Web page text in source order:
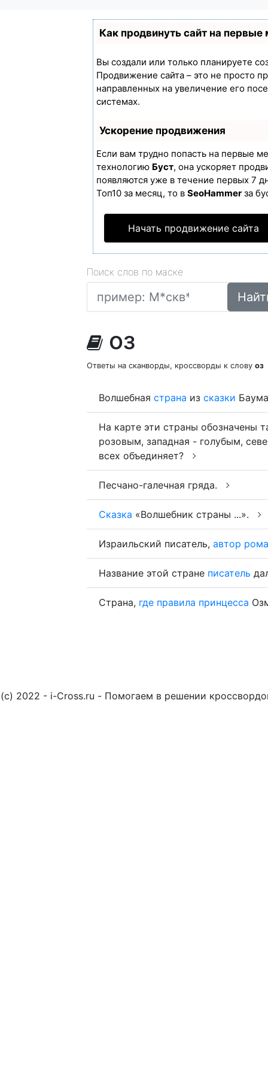
Как продвинуть сайт на первые
Вы создали или только планируете
Продвижение сайта – это не просто
направленных на увеличение его
системах.
Ускорение продвижения
Если вам трудно попасть на первые
технологию Буст, она ускоряет
появляются уже в течение первых 7
Топ10 за месяц, то в SeoHammer за
Начать продвижение сайта
Поиск слов по маске
оз
Ответы на сканворды, кроссворды к слову оз
Волшебная страна из сказки
На карте эти страны обозначены
розовым, западная - голубым,
всех объединяет?
Песчано-галечная гряда.
Сказка «Волшебник страны ...».
Израильский писатель, автор
Название этой стране писатель
Страна, где правила принцесса
(c) 2022 - i-Cross.ru - Помогаем в решении